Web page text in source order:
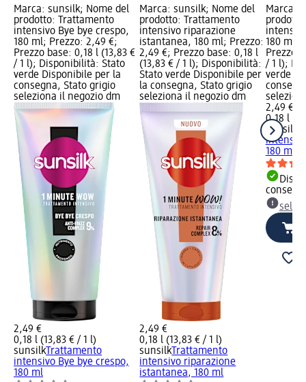
Marca: sunsilk; Nome del
prodotto: Trattamento
intensivo Bye bye crespo,
180 ml; Prezzo: 2,49 €;
Prezzo base: 0,18 l (13,83 €
/ 1 l); Disponibilità: Stato
verde Disponibile per la
consegna, Stato grigio
seleziona il negozio dm
2,49 €
0,18 l (13,83 € / 1 l)
sunsilkTrattamento
intensivo Bye bye crespo,
180 ml
Marca: sunsilk; Nome del
prodotto: Trattamento
intensivo riparazione
istantanea, 180 ml; Prezzo:
2,49 €; Prezzo base: 0,18 l
(13,83 € / 1 l); Disponibilità:
Stato verde Disponibile per
la consegna, Stato grigio
seleziona il negozio dm
2,49 €
0,18 l (13,83 € / 1 l)
sunsilkTrattamento
intensivo riparazione
istantanea, 180 ml
Marca:
180 ml;
Prezzo
/ 1 l);
verde
2,49 €
0,18 l
sunsilk
180 ml